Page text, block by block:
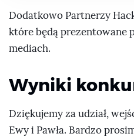
Dodatkowo Partnerzy
które będą prezentowane
mediach.
Wyniki
Dziękujemy za udział,
Ewy i Pawła. Bardzo